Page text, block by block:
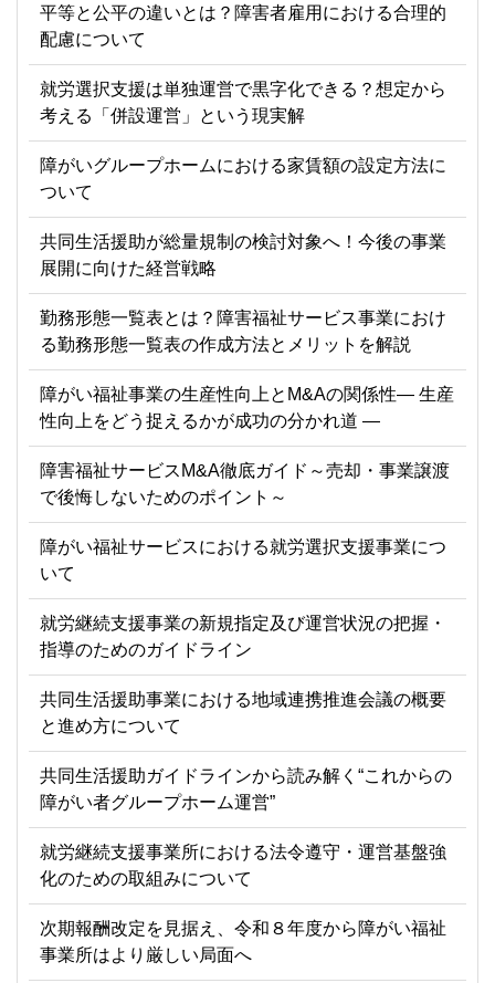
平等と公平の違いとは？障害者雇用における合理的
配慮について
就労選択支援は単独運営で黒字化できる？想定から
考える「併設運営」という現実解
障がいグループホームにおける家賃額の設定方法に
ついて
共同生活援助が総量規制の検討対象へ！今後の事業
展開に向けた経営戦略
勤務形態一覧表とは？障害福祉サービス事業におけ
る勤務形態一覧表の作成方法とメリットを解説
障がい福祉事業の生産性向上とM&Aの関係性― 生産
性向上をどう捉えるかが成功の分かれ道 ―
障害福祉サービスM&A徹底ガイド～売却・事業譲渡
で後悔しないためのポイント～
障がい福祉サービスにおける就労選択支援事業につ
いて
就労継続支援事業の新規指定及び運営状況の把握・
指導のためのガイドライン
共同生活援助事業における地域連携推進会議の概要
と進め方について
共同生活援助ガイドラインから読み解く“これからの
障がい者グループホーム運営”
就労継続支援事業所における法令遵守・運営基盤強
化のための取組みについて
次期報酬改定を見据え、令和８年度から障がい福祉
事業所はより厳しい局面へ